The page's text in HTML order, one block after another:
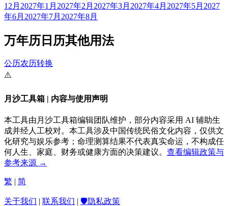
12月 2027年1月 2027年2月 2027年3月 2027年4月 2027年5月 2027
年6月 2027年7月 2027年8月
万年历日历其他用法
公历农历转换
⚠️
月沙工具箱 | 内容与使用声明
本工具由月沙工具箱编辑团队维护，部分内容采用 AI 辅助生
成并经人工校对。本工具涉及中国传统民俗文化内容，仅供文
化研究与娱乐参考；命理测算结果不代表真实命运，不构成任
何人生、家庭、财务或健康方面的决策建议。 查看编辑政策与
参考来源 →
繁 | 简
关于我们 | 联系我们 | 🛡️隐私政策